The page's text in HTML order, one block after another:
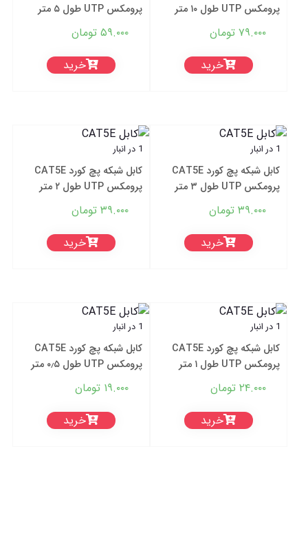
پرومکس UTP طول ۱۰ متر
۷۹.۰۰۰ تومان
خرید
پرومکس UTP طول ۵ متر
۵۹.۰۰۰ تومان
خرید
1 در انبار
کابل شبکه پچ کورد CAT5E
پرومکس UTP طول ۳ متر
۳۹.۰۰۰ تومان
خرید
1 در انبار
کابل شبکه پچ کورد CAT5E
پرومکس UTP طول ۲ متر
۳۹.۰۰۰ تومان
خرید
1 در انبار
کابل شبکه پچ کورد CAT5E
پرومکس UTP طول ۱ متر
۲۴.۰۰۰ تومان
خرید
1 در انبار
کابل شبکه پچ کورد CAT5E
پرومکس UTP طول ۰٫۵ متر
۱۹.۰۰۰ تومان
خرید